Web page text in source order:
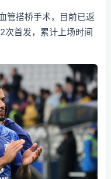
管搭桥手术，目前已返
次首发，累计上场时间